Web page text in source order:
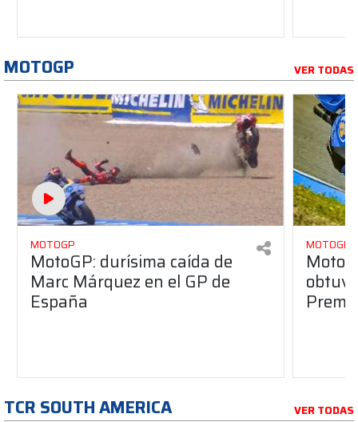
MOTOGP VER TODAS
MOTOGP
MotoGP: durísima caída de
Marc Márquez en el GP de
España
MOTOGP
TCR SOUTH AMERICA VER TODAS